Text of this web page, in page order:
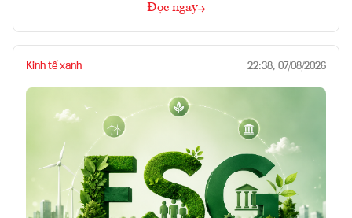
Đọc ngay
Kinh tế xanh 22:38, 07/08/2026